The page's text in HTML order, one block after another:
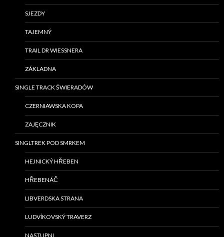
SJEZDY
TAJEMNÝ
TRAIL DR WIESSNERA
ZÁKLADNA
SINGLE TRACK ŚWIERADÓW
CZERNIAWSKA KOPA
ZAJĘCZNIK
SINGLTREK POD SMRKEM
HEJNICKÝ HŘEBEN
HŘEBENÁČ
LIBVERDSKA STRANA
LUDVÍKOVSKÝ TRAVERZ
NASTUPNI